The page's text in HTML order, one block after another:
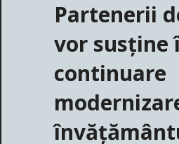
Partenerii
vor susține
continuare